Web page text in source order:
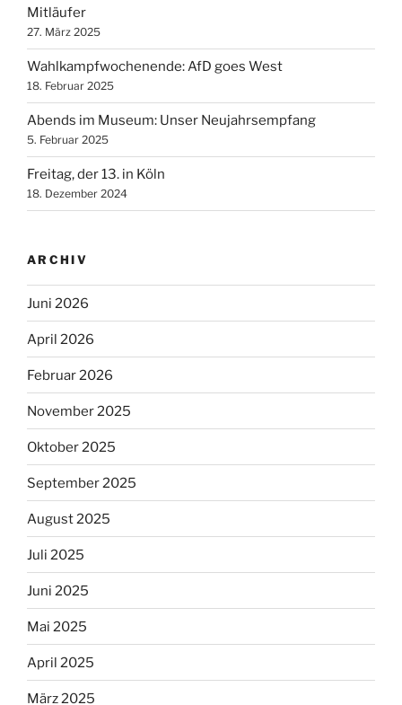
Mitläufer
27. März 2025
Wahlkampfwochenende: AfD goes West
18. Februar 2025
Abends im Museum: Unser Neujahrsempfang
5. Februar 2025
Freitag, der 13. in Köln
18. Dezember 2024
ARCHIV
Juni 2026
April 2026
Februar 2026
November 2025
Oktober 2025
September 2025
August 2025
Juli 2025
Juni 2025
Mai 2025
April 2025
März 2025